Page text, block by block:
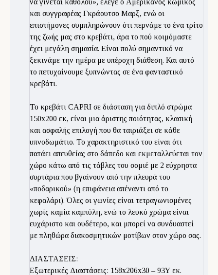
να γίνεται καθόλου», έλεγε ο Αμερικανός κωμικός
και συγγραφέας Γκράουτσο Μαρξ, ενώ οι
επιστήμονες συμπληρώνουν ότι περνάμε το ένα τρίτο
της ζωής μας στο κρεβάτι, άρα το πού κοιμόμαστε
έχει μεγάλη σημασία. Είναι πολύ σημαντικό να
ξεκινάμε την ημέρα με υπέροχη διάθεση. Και αυτό
το πετυχαίνουμε ξυπνώντας σε ένα φανταστικό
κρεβάτι.
Το κρεβάτι CAPRI σε διάσταση για διπλό στρώμα
150x200 εκ, είναι μια άριστης ποιότητας, κλασική
και ασφαλής επιλογή που θα ταιριάξει σε κάθε
υπνοδωμάτιο. Το χαρακτηριστικό του είναι ότι
πατάει απευθείας στο δάπεδο και εκμεταλλεύεται τον
χώρο κάτω από τις τάβλες του σομιέ με 2 εύχρηστα
συρτάρια που βγαίνουν από την πλευρά του
«ποδαρικού» (η επιφάνεια απέναντι από το
κεφαλάρι). Όλες οι γωνίες είναι τετραγωνισμένες
χωρίς καμία καμπύλη, ενώ το λευκό χρώμα είναι
ευχάριστο και ουδέτερο, και μπορεί να συνδυαστεί
με πληθώρα διακοσμητικών μοτίβων στον χώρο σας.
ΔΙΑΣΤΑΣΕΙΣ:
Εξωτερικές Διαστάσεις: 158x206x30 – 93Υ εκ.